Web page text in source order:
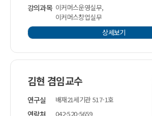
강의과목 이커머스운영실무,
이커머스창업실무
상세보기
김현 겸임교수
연구실 배재21세기관 517-1호
042-520-5659